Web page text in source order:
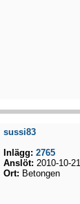
sussi83
Inlägg: 2765
Anslöt: 2010-10-21
Ort: Betongen